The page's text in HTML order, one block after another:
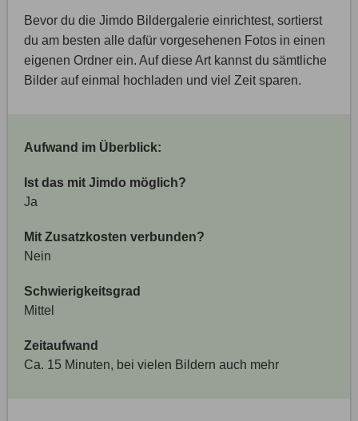
Bevor du die Jimdo Bildergalerie einrichtest, sortierst
du am besten alle dafür vorgesehenen Fotos in einen
eigenen Ordner ein. Auf diese Art kannst du sämtliche
Bilder auf einmal hochladen und viel Zeit sparen.
Aufwand im Überblick:
Ist das mit Jimdo möglich?
Ja
Mit Zusatzkosten verbunden?
Nein
Schwierigkeitsgrad
Mittel
Zeitaufwand
Ca. 15 Minuten, bei vielen Bildern auch mehr